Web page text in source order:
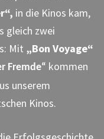
in die Kinos kam,
gleich zwei
Mit „Bon Voyage“
Fremde“ kommen
unserem
Kinos.